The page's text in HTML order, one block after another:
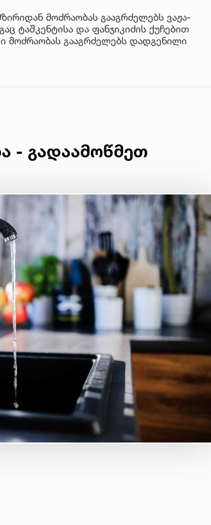
მოძრაობას გააგრძელებს ვაჟა-
ტაშკენტისა და ფანჯიკიძის ქუჩებით
მოძრაობას გააგრძელებს დადგენილი
- გადაამოწმეთ